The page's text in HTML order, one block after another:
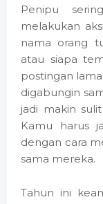
Penipu
melakukan
nama orang
atau siapa
postingan
digabungin
jadi makin
Kamu harus
dengan cara
sama mereka.
Tahun ini